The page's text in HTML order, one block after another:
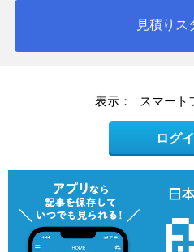
見積りス
表示： スマート
ログ